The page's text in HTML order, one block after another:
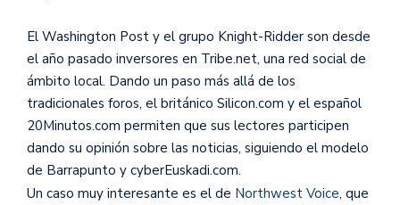
El Washington Post y el grupo Knight-Ridder son desde
el año pasado inversores en Tribe.net, una red social de
ámbito local. Dando un paso más allá de los
tradicionales foros, el británico Silicon.com y el español
20Minutos.com permiten que sus lectores participen
dando su opinión sobre las noticias, siguiendo el modelo
de Barrapunto y cyberEuskadi.com.
Un caso muy interesante es el de Northwest Voice, que